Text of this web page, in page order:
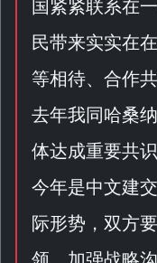
国紧紧联系在
民带来实实在
等相待、合作
去年我同哈桑
体达成重要共
今年是中文建
际形势，双方